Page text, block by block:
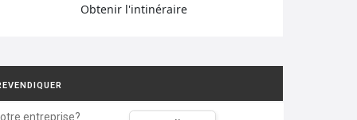
Obtenir l'intinéraire
entreprise?